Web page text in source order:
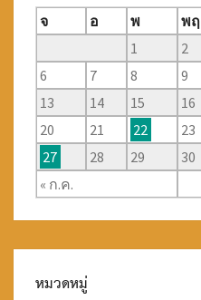
จ
อ พ พฤ
« ก.ค.
1 2
6
7 8 9
13
14 15 16
20
21 22 23
27
28 29 30
หมวดหมู่